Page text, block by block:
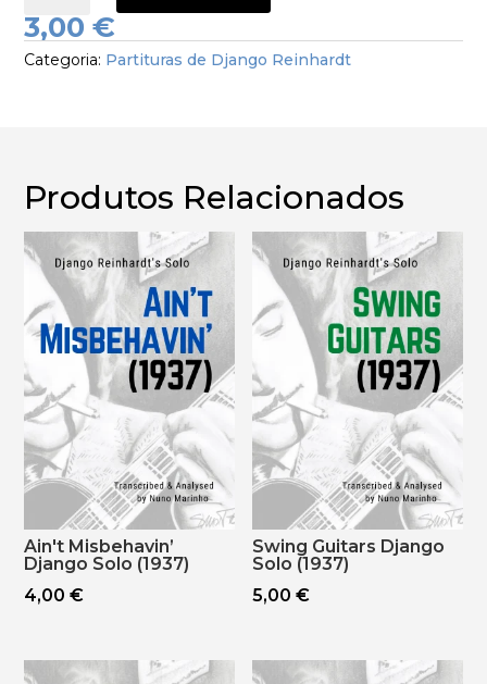
Exactly
Like
You
3,00€
Categoria: Partituras de Django Reinhardt
Produtos Relacionados
Ain't Misbehavin’
Django Solo (1937)
4,00€
Swing Guitars Django
Solo (1937)
5,00€